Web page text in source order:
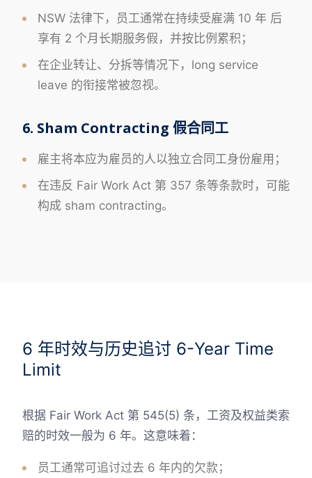
NSW 法律下，员工通常在持续受雇满 10 年 后
享有 2 个月长期服务假，并按比例累积；
在企业转让、分拆等情况下，long service
leave 的衔接常被忽视。
6. Sham Contracting 假合同工
雇主将本应为雇员的人以独立合同工身份雇用；
在违反 Fair Work Act 第 357 条等条款时，可能
构成 sham contracting。
6 年时效与历史追讨 6-Year Time
Limit
根据 Fair Work Act 第 545(5) 条，工资及权益类索
赔的时效一般为 6 年。这意味着：
员工通常可追讨过去 6 年内的欠款；